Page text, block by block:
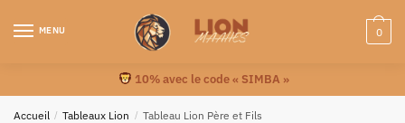
MENU 0
10% avec le code « SIMBA »
Accueil / Tableaux Lion / Tableau Lion Père et Fils